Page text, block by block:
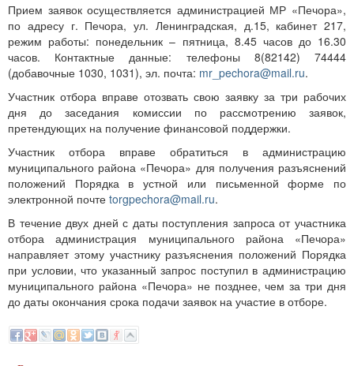
Прием заявок осуществляется администрацией МР «Печора»,
по адресу г. Печора, ул. Ленинградская, д.15, кабинет 217,
режим работы: понедельник – пятница, 8.45 часов до 16.30
часов. Контактные данные: телефоны 8(82142) 74444
(добавочные 1030, 1031), эл. почта: mr_pechora@mail.ru.
Участник отбора вправе отозвать свою заявку за три рабочих
дня до заседания комиссии по рассмотрению заявок,
претендующих на получение финансовой поддержки.
Участник отбора вправе обратиться в администрацию
муниципального района «Печора» для получения разъяснений
положений Порядка в устной или письменной форме по
электронной почте torgpechora@mail.ru.
В течение двух дней с даты поступления запроса от участника
отбора администрация муниципального района «Печора»
направляет этому участнику разъяснения положений Порядка
при условии, что указанный запрос поступил в администрацию
муниципального района «Печора» не позднее, чем за три дня
до даты окончания срока подачи заявок на участие в отборе.